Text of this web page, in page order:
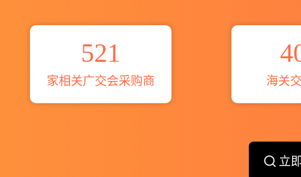
521
家相关广交会采购商
海关
立